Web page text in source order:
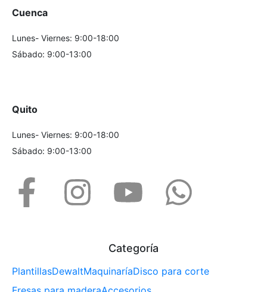
Cuenca
Lunes- Viernes: 9:00-18:00
Sábado: 9:00-13:00
Quito
Lunes- Viernes: 9:00-18:00
Sábado: 9:00-13:00
Categoría
PlantillasDewaltMaquinaríaDisco para corte